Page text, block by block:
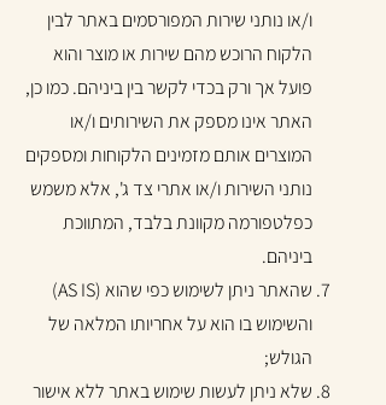
ו/או נותני שירות המפורסמים באתר לבין
הלקוח הרוכש מהם שירות או מוצר והוא
פועל אך ורק בכדי לקשר בין ביניהם. כמו כן,
האתר אינו מספק את השירותים ו/או
המוצרים אותם מזמינים הלקוחות ומספקים
נותני השירות ו/או אתרי צד ג', אלא משמש
כפלטפורמה מקוונת בלבד, המתווכת
ביניהם.
שהאתר ניתן לשימוש כפי שהוא (AS IS)
והשימוש בו הוא על אחריותו המלאה של
הגולש;
שלא ניתן לעשות שימוש באתר ללא אישור